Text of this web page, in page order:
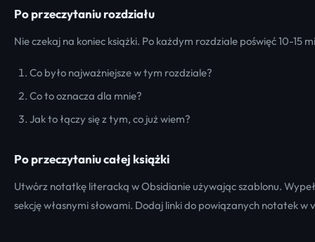
Po przeczytaniu rozdziału
Nie czekaj na koniec książki. Po każdym rozdziale poświęć 10-15
Co było najważniejsze w tym rozdziale?
Co to oznacza dla mnie?
Jak to łączy się z tym, co już wiem?
Po przeczytaniu całej książki
Utwórz notatkę literacką w Obsidianie używając szablonu.
sekcję własnymi słowami. Dodaj linki do powiązanych notatek w